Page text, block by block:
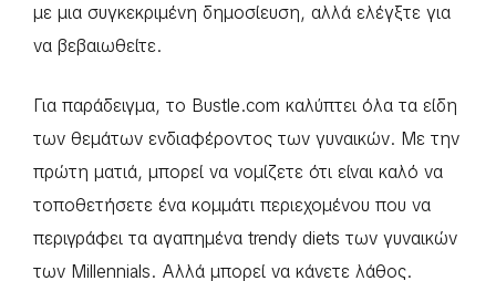
με μια συγκεκριμένη δημοσίευση, αλλά ελέγξτε για
να βεβαιωθείτε.
Για παράδειγμα, το Bustle.com καλύπτει όλα τα είδη
των θεμάτων ενδιαφέροντος των γυναικών. Με την
πρώτη ματιά, μπορεί να νομίζετε ότι είναι καλό να
τοποθετήσετε ένα κομμάτι περιεχομένου που να
περιγράφει τα αγαπημένα trendy diets των γυναικών
των Millennials. Αλλά μπορεί να κάνετε λάθος.